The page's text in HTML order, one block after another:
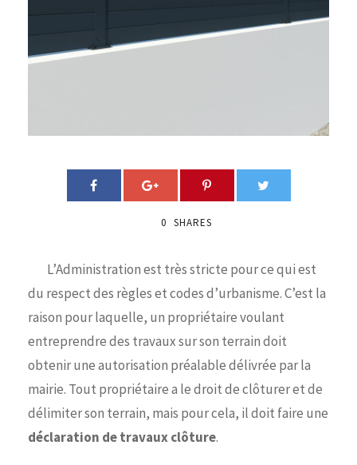
0 SHARES
L’Administration est très stricte pour ce qui est
du respect des règles et codes d’urbanisme. C’est la
raison pour laquelle, un propriétaire voulant
entreprendre des travaux sur son terrain doit
obtenir une autorisation préalable délivrée par la
mairie. Tout propriétaire a le droit de clôturer et de
délimiter son terrain, mais pour cela, il doit faire une
déclaration de travaux clôture.